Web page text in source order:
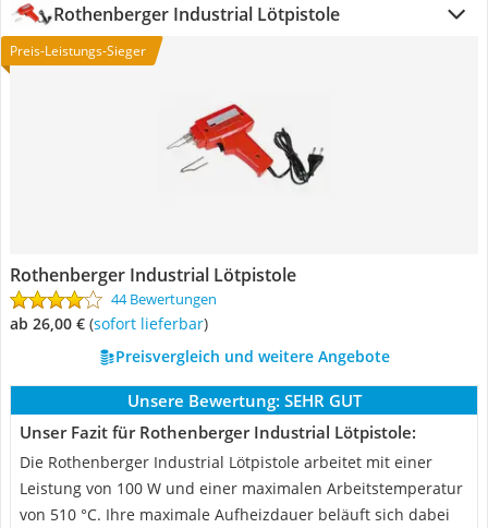
Rothenberger Industrial Lötpistole
Preis-Leistungs-Sieger
Rothenberger Industrial Lötpistole
44 Bewertungen
ab 26,00 € ( Sofort lieferbar)
Preisvergleich und weitere Angebote
Unsere Bewertung: SEHR GUT
Unser Fazit für Rothenberger Industrial Lötpistole:
Die Rothenberger Industrial Lötpistole arbeitet mit einer
Leistung von 100 W und einer maximalen Arbeitstemperatur
von 510 °C. Ihre maximale Aufheizdauer beläuft sich dabei